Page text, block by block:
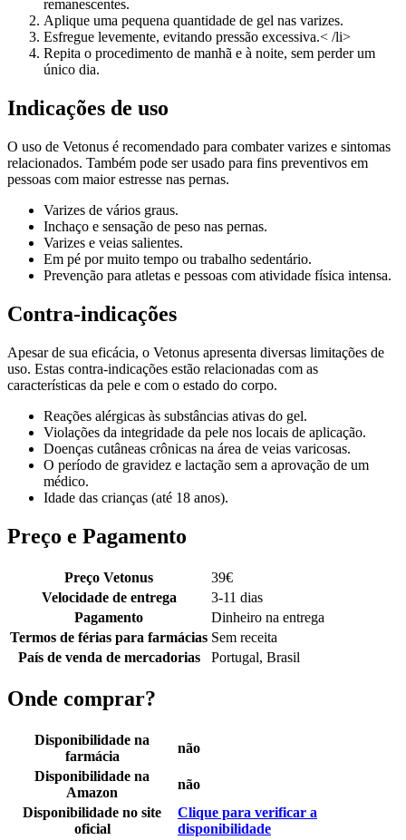
remanescentes.
Aplique uma pequena quantidade de gel nas varizes.
Esfregue levemente, evitando pressão excessiva.< /li>
Repita o procedimento de manhã e à noite, sem perder um
único dia.
Indicações de uso
O uso de Vetonus é recomendado para combater varizes e sintomas
relacionados. Também pode ser usado para fins preventivos em
pessoas com maior estresse nas pernas.
Varizes de vários graus.
Inchaço e sensação de peso nas pernas.
Varizes e veias salientes.
Em pé por muito tempo ou trabalho sedentário.
Prevenção para atletas e pessoas com atividade física intensa.
Contra-indicações
Apesar de sua eficácia, o Vetonus apresenta diversas limitações de
uso. Estas contra-indicações estão relacionadas com as
características da pele e com o estado do corpo.
Reações alérgicas às substâncias ativas do gel.
Violações da integridade da pele nos locais de aplicação.
Doenças cutâneas crônicas na área de veias varicosas.
O período de gravidez e lactação sem a aprovação de um
médico.
Idade das crianças (até 18 anos).
Preço e Pagamento
Preço Vetonus 39€
Velocidade de entrega
3-11 dias
Pagamento
Dinheiro na entrega
Termos de férias para farmácias Sem receita
País de venda de mercadorias
Portugal, Brasil
Onde comprar?
Disponibilidade na
farmácia
não
Disponibilidade na
Amazon
não
Disponibilidade no site
oficial
Clique para verificar a
disponibilidade